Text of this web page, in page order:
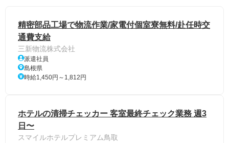
精密部品工場で物流作業/家電付個室寮無料/赴任時交
通費支給
三新物流株式会社
派遣社員
島根県
時給1,450円～1,812円
ホテルの清掃チェッカー 客室最終チェック業務 週3
日〜
スマイルホテルプレミアム鳥取